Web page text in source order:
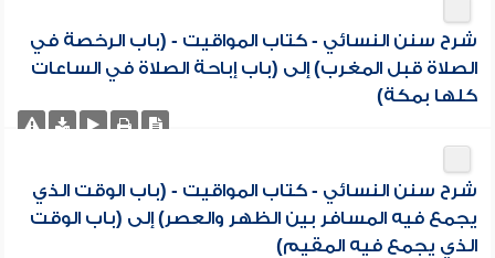
شرح سنن النسائي - كتاب المواقيت - (باب الرخصة في
الصلاة قبل المغرب) إلى (باب إباحة الصلاة في الساعات
كلها بمكة)
شرح سنن النسائي - كتاب المواقيت - (باب الوقت الذي
يجمع فيه المسافر بين الظهر والعصر) إلى (باب الوقت
الذي يجمع فيه المقيم)